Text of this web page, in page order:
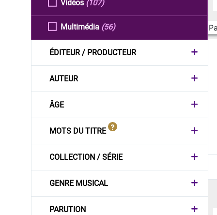
Vidéos (107)
Multimédia (56)
ÉDITEUR / PRODUCTEUR
AUTEUR
ÂGE
MOTS DU TITRE
COLLECTION / SÉRIE
GENRE MUSICAL
PARUTION